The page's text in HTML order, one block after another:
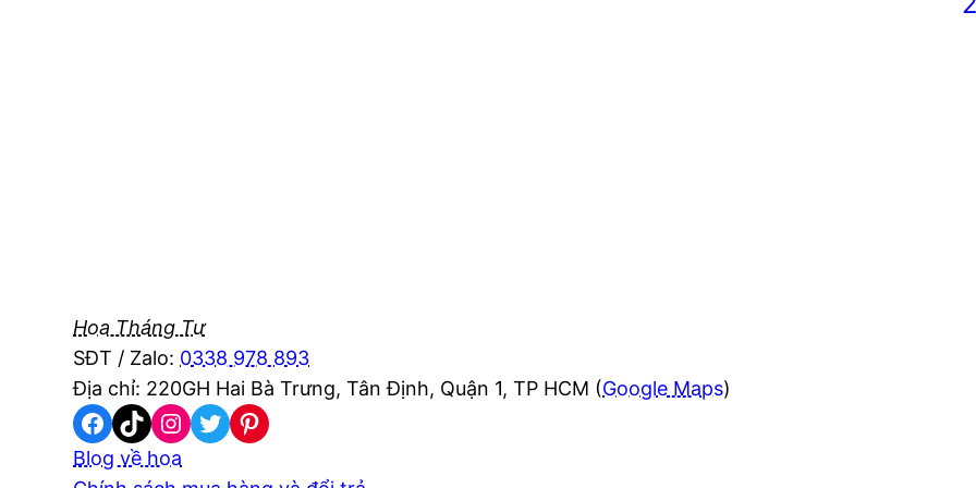
Hoa Tháng Tư
SĐT / Zalo: 0338 978 893
Địa chỉ: 220GH Hai Bà Trưng, Tân Định, Quận 1, TP HCM (Google Maps)
Facebook
TikTokInstagram
TwitterPinterest
Blog về hoa